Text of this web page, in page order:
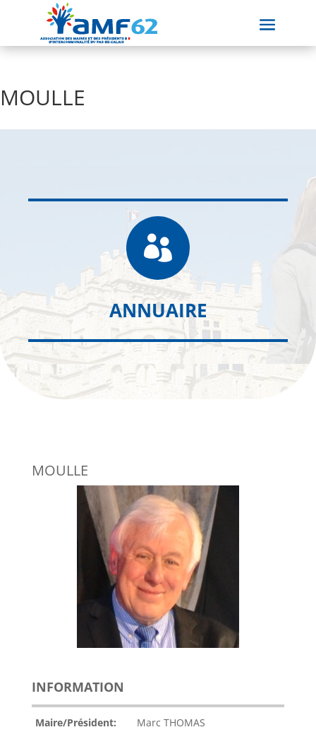
MOULLE

ANNUAIRE
MOULLE
INFORMATION
Maire/Président: Marc THOMAS